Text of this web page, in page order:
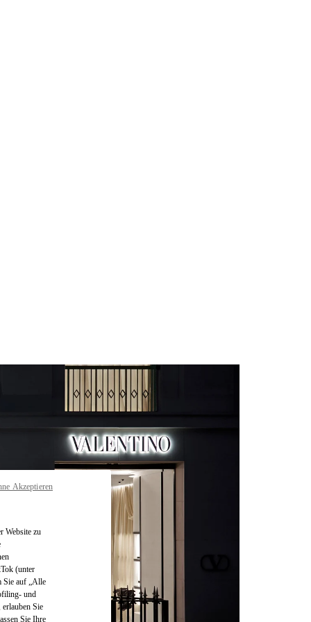
Website zu
(unter
Sie auf „Alle
und
Sie
Sie Ihre
Akzeptieren